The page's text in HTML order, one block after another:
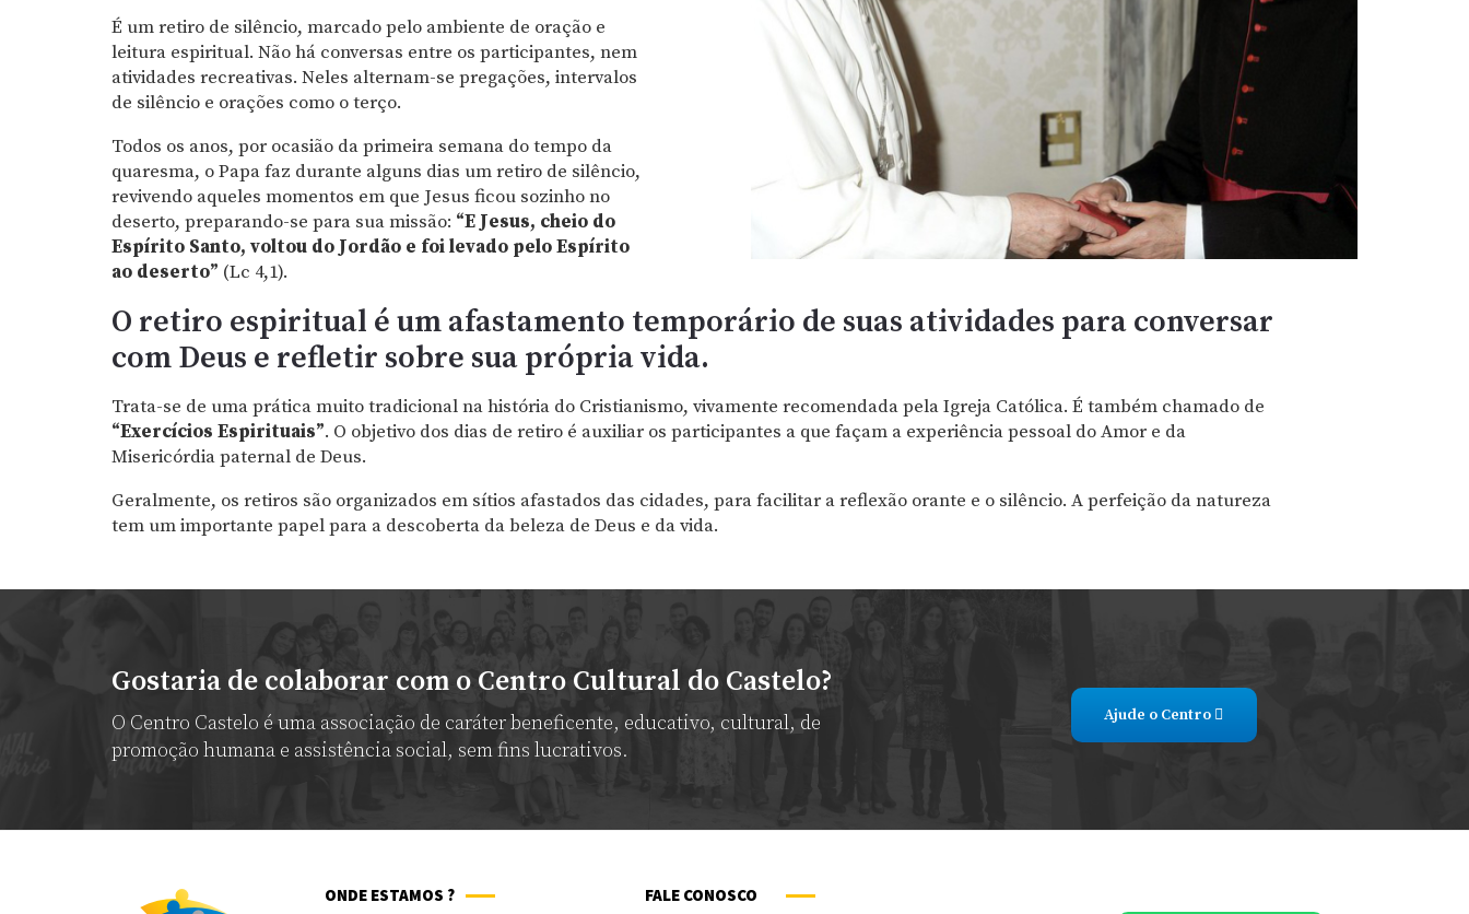
É um retiro de silêncio, marcado pelo ambiente de oração e
leitura espiritual. Não há conversas entre os participantes, nem
atividades recreativas. Neles alternam-se pregações, intervalos
de silêncio e orações como o terço.
Todos os anos, por ocasião da primeira semana do tempo da
quaresma, o Papa faz durante alguns dias um retiro de silêncio,
revivendo aqueles momentos em que Jesus ficou sozinho no
deserto, preparando-se para sua missão: “E Jesus, cheio do
Espírito Santo, voltou do Jordão e foi levado pelo Espírito
ao deserto” (Lc 4,1).
O retiro espiritual é um afastamento temporário de suas atividades para conversar
com Deus e refletir sobre sua própria vida.
Trata-se de uma prática muito tradicional na história do Cristianismo, vivamente recomendada pela Igreja Católica. É também chamado de
“Exercícios Espirituais”. O objetivo dos dias de retiro é auxiliar os participantes a que façam a experiência pessoal do Amor e da
Misericórdia paternal de Deus.
Geralmente, os retiros são organizados em sítios afastados das cidades, para facilitar a reflexão orante e o silêncio. A perfeição da natureza
tem um importante papel para a descoberta da beleza de Deus e da vida.
Gostaria de colaborar com o Centro Cultural do Castelo?
O Centro Castelo é uma associação de caráter beneficente, educativo, cultural, de
promoção humana e assistência social, sem fins lucrativos.
Ajude o Centro
ONDE ESTAMOS ? FALE CONOSCO